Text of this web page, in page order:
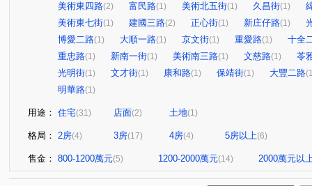
美術東四路(2) 富民路(1) 美術北五街(1) 久昌街(1)
美術東七街(1) 建國三路(2) 正心街(1) 新庄仔路(1)
博愛二路(1) 大順一路(1) 京文街(1) 重愛路(1)
十全
重忠路(1) 新南一街(1) 美術南三路(1) 文慈路(1)
苓
光明街(1) 文才街(1) 康和路(1) 保靖街(1) 大豐二路
明華路(1)
用途： 住宅(31) 店面(2) 土地(1)
格局： 2房(4) 3房(17) 4房(4) 5房以上(6)
售金： 800-1200萬元(5) 1200-2000萬元(14) 2000萬元以